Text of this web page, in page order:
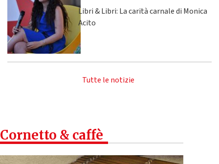
Libri & Libri: La carità carnale di Monica
Acito
Tutte le notizie
Cornetto & caffè